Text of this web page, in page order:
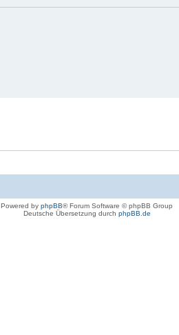
Powered by phpBB® Forum Software © phpBB Group
Deutsche Übersetzung durch phpBB.de